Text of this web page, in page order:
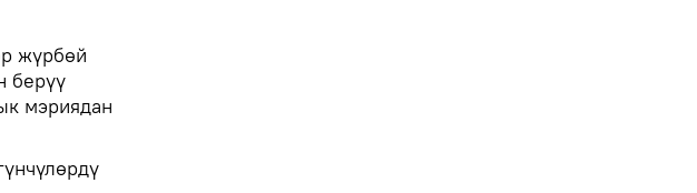
жүрбөй
берүү
мэриядан